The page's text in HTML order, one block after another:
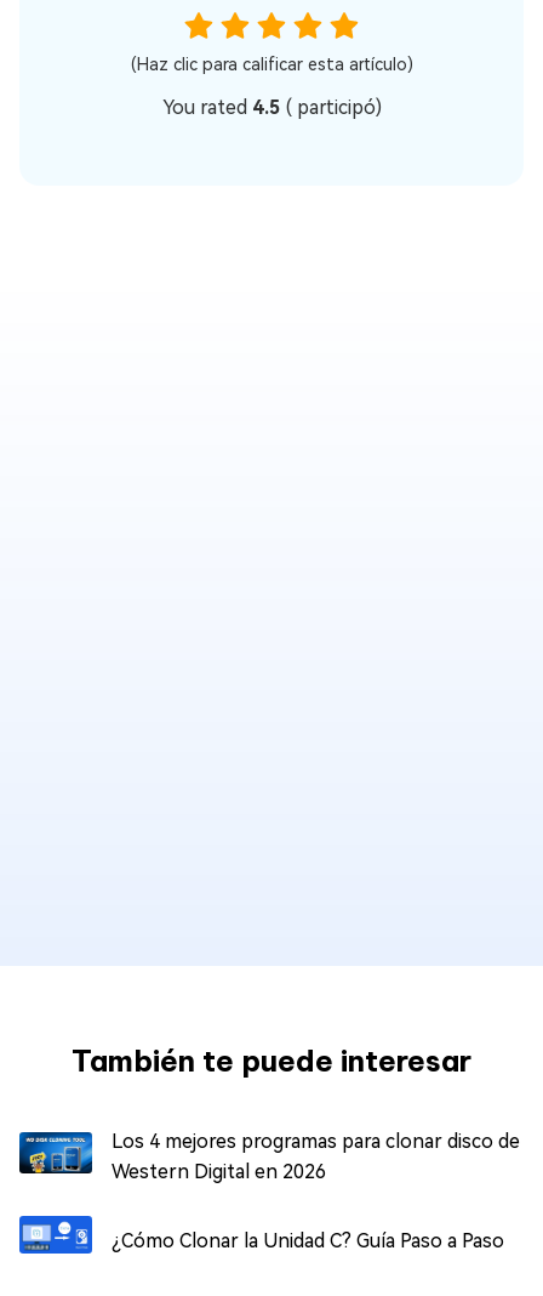
(Haz clic para calificar esta artículo)
You rated 4.5 ( participó)
También te puede interesar
Los 4 mejores programas para clonar disco de
Western Digital en 2026
¿Cómo Clonar la Unidad C? Guía Paso a Paso